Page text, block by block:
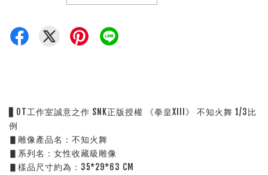
▋OT工作室誠意之作 SNK正版授權 《拳皇XIII》 不知火舞 1/3比
例
▋雕像產品名：不知火舞
▋系列名：女性收藏級雕像
▋樣品尺寸約為：35*29*63 CM